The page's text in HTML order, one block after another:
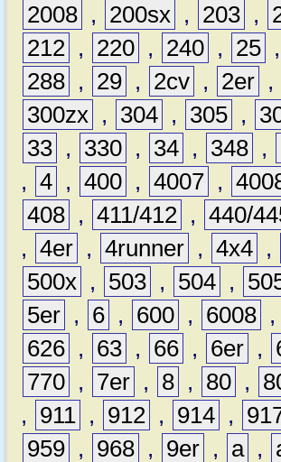
2008 , 200sx , 203 ,
212 , 220 , 240 , 25 ,
288 , 29 , 2cv , 2er ,
300zx , 304 , 305 ,
33 , 330 , 34 , 348 ,
, 4 , 400 , 4007 ,
408 , 411/412 , 440/
, 4er , 4runner , 4x4 ,
500x , 503 , 504 ,
5er , 6 , 600 , 6008 ,
626 , 63 , 66 , 6er ,
770 , 7er , 8 , 80 ,
,
911 , 912 , 914 ,
959 , 968 , 9er , a ,